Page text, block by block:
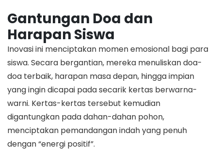
Gantungan Doa dan
Harapan Siswa
​Inovasi ini menciptakan momen emosional bagi para
siswa. Secara bergantian, mereka menuliskan doa-
doa terbaik, harapan masa depan, hingga impian
yang ingin dicapai pada secarik kertas berwarna-
warni. Kertas-kertas tersebut kemudian
digantungkan pada dahan-dahan pohon,
menciptakan pemandangan indah yang penuh
dengan “energi positif”.